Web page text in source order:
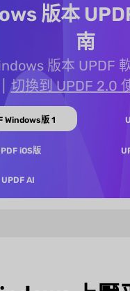
版本
南
版本 UPDF
切換到 UPDF 2.0
Windows版 1
iOS版
UPDF AI